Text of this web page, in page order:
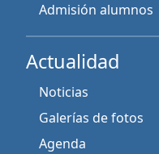
Admisión alumnos
Actualidad
Noticias
Galerías de fotos
Agenda